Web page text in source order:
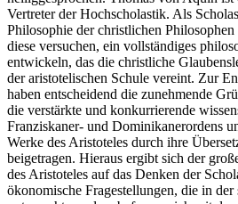
Vertreter der Hochscholastik. Als
Philosophie der christlichen
diese versuchen, ein vollständiges
entwickeln, das die christliche
der aristotelischen Schule vereint. Zur
haben entscheidend die zunehmende
die verstärkte und konkurrierende
Franziskaner- und Dominikanerordens
Werke des Aristoteles durch ihre
beigetragen. Hieraus ergibt sich der
des Aristoteles auf das Denken der
ökonomische Fragestellungen, die in der